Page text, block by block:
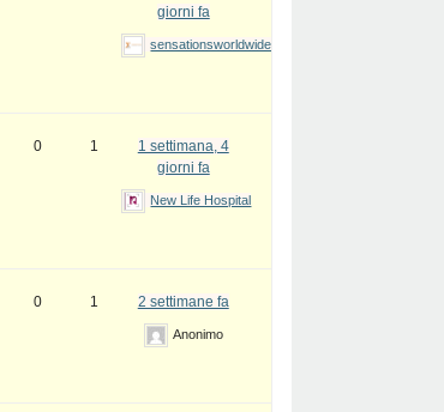
giorni fa
sensationsworldwide
0 1
1 settimana, 4
giorni fa
New Life Hospital
0 1 2 settimane fa
Anonimo